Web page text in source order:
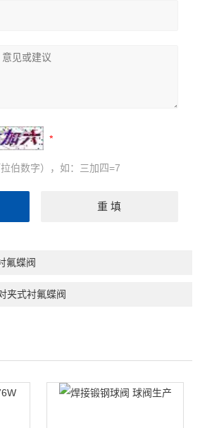
伯数字），如：三加四=7
氟蝶阀
夹式衬氟蝶阀